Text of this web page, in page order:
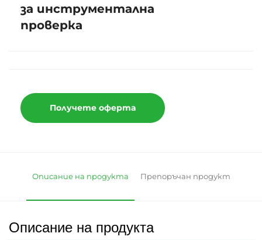
за инструментална
проверка
Получете оферта
Описание на продукта Препоръчан продукт
Описание на продукта